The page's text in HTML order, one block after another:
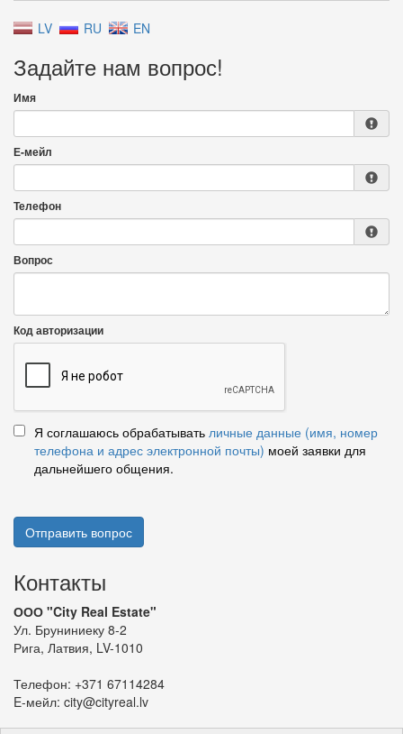
LV RU EN
Задайте нам вопрос!
Имя
Е-мейл
Телефон
Вопрос
Код авторизации
Я соглашаюсь обрабатывать личные данные (имя, номер
телефона и адрес электронной почты) моей заявки для
дальнейшего общения.
Отправить вопрос
Контакты
ООО "City Real Estate"
Ул. Бруниниеку 8-2
Рига, Латвия, LV-1010
Телефон: +371 67114284
E-мейл: city@cityreal.lv